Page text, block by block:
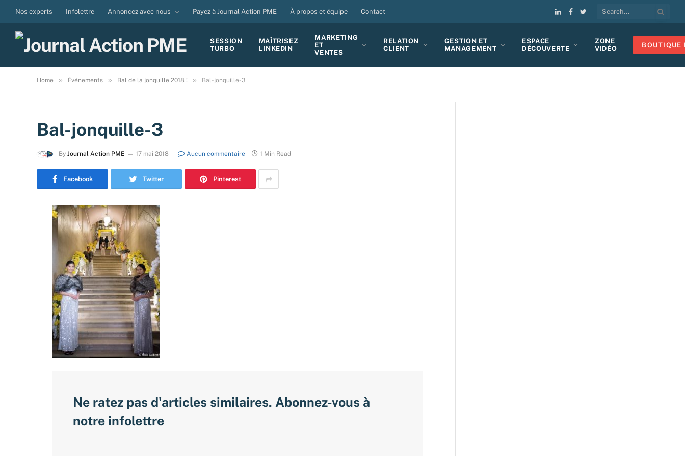
Nos experts Infolettre Annoncez avec nous Payez à Journal Action PME À propos et équipe Contact
LinkedIn
Facebook
Twitter
SESSION
TURBO
MAÎTRISEZ
LINKEDIN
MARKETING
ET
VENTES
RELATION
CLIENT
GESTION ET
MANAGEMENT
ESPACE
DÉCOUVERTE
ZONE
VIDÉO
BOUTIQUE
Home » Événements » Bal de la jonquille 2018 ! » Bal-jonquille-3
Bal-jonquille-3
By Journal Action PME 17 mai 2018 Aucun commentaire 1 Min Read
Facebook Twitter Pinterest
Ne ratez pas d'articles similaires. Abonnez-vous à
notre infolettre